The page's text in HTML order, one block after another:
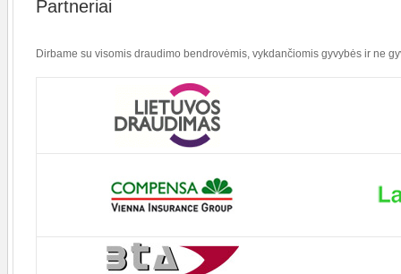
Partneriai
Dirbame su visomis draudimo bendrovėmis, vykdančiomis gyvybės ir ne